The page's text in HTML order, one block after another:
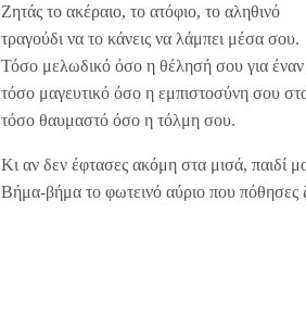
Ζητάς το ακέραιο, το ατόφιο, το αληθινό
τραγούδι να το κάνεις να λάμπει μέσα σου.
Τόσο μελωδικό όσο η θέλησή σου για
τόσο μαγευτικό όσο η εμπιστοσύνη σου
τόσο θαυμαστό όσο η τόλμη σου.
Κι αν δεν έφτασες ακόμη στα μισά, παιδί
Βήμα-βήμα το φωτεινό αύριο που πόθησες